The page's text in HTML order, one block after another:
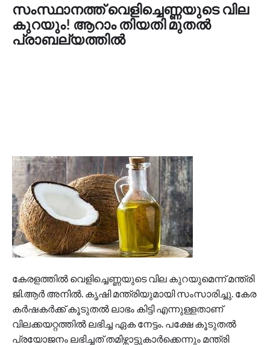
സംസ്ഥാനത്ത് വെളിച്ചെണ്ണയുടെ വില
കുറയും! ആറാം തിയതി മുതൽ
പ്രാബല്യത്തിൽ
കേരളത്തിൽ വെളിച്ചെണ്ണയുടെ വില കുറയുമെന്ന് മന്ത്രി
ജി.ആർ അനിൽ. കൃഷി മന്ത്രിയുമായി സംസാരിച്ചു. കേര
കർഷകർക്ക് കൂടുതൽ ലാഭം കിട്ടി എന്നുള്ളതാണ്
വിലക്കയറ്റത്തിൽ ലഭിച്ച ഏക നേട്ടം. പക്ഷേ കൂടുതൽ
പ്രയോജനം ലഭിച്ചത് തമിഴ്നാട്ടുകാർക്കെന്നും മന്ത്രി